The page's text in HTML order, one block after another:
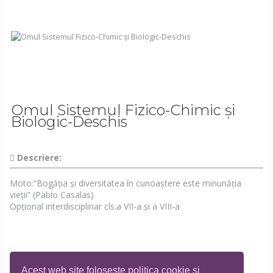
Acest web site folosește politica cookie si
Omul Sistemul Fizico-Chimic și
Biologic-Deschis
Descriere:
Moto:”Bogăția și diversitatea în cunoaștere este minunăția
vieții” (Pablo Casalas)
Opțional interdisciplinar cls.a VII-a și a VIII-a